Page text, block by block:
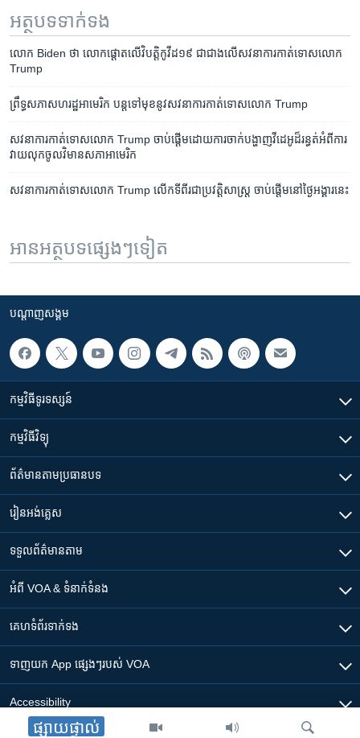
ផ្សាយផ្ទាល់
អត្ថបទ​ទាក់ទង
លោក Biden ថា លោក​ផ្ដោត​លើ​វិបត្តិ​កូវីដ១៩ ជាជាង​លើ​សវនាការ​កាត់ទោស​លោក
Trump
ព្រឹទ្ធសភា​សហរដ្ឋ​អាមេរិក បន្ត​ទៅ​មុខ​នូវ​សវនាការ​កាត់ទោស​លោក Trump
សវនាការ​កាត់ទោស​លោក Trump​ ចាប់ផ្ដើម​ដោយ​ការ​ចាក់​បង្ហាញ​វីដេអូ​​ដ៏​រន្ធត់​អំពី​ការ​
វាយលុក​ចូល​វិមាន​សភា​អាមេរិក
សវនាការ​កាត់ទោស​លោក Trump លើក​ទី​ពីរ​ជា​ប្រវត្តិសាស្ត្រ ចាប់ផ្តើម​នៅ​ថ្ងៃ​អង្គារ​នេះ
អានអត្ថបទផ្សេងៗទៀត
បណ្តាញ​សង្គម
កម្មវិធី​ទូរទស្សន៍
កម្មវិធី​វិទ្យុ
ព័ត៌មាន​តាមប្រធានបទ​
រៀន​​អង់គ្លេស
ទទួល​ព័ត៌មាន​តាម
អំពី​ VOA & ទំនាក់ទំនង
គេហទំព័រ​​ទាក់ទង
ទាញយក​ App ផ្សេងៗ​របស់​ VOA
Accessibility